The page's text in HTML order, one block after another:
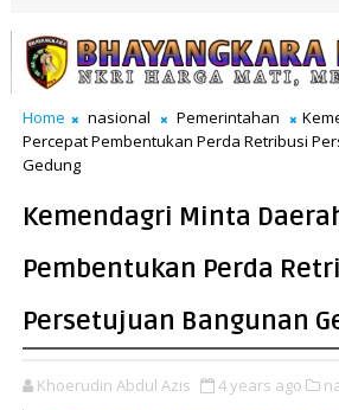
Home nasional Pemerintahan
Percepat Pembentukan Perda Retribusi
Gedung
Kemendagri Minta
Pembentukan Perda
Persetujuan Bangunan
Khoerudin Abdul Azis 4 years ago